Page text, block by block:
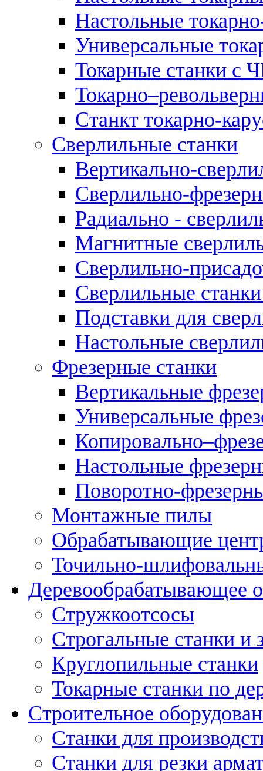
Настольные
Универсальные
Токарные станки с
Станкт токарно-
Сверлильные станки
Вертикально-
Сверлильно-
Радиально -
Магнитные
Сверлильно-
Сверлильные
Подставки для
Настольные
Фрезерные станки
Вертикальные
Универсальные
Настольные
Поворотно-
Монтажные пилы
Обрабатывающие
Точильно-
Деревообрабатывающее
Стружкоотсосы
Строгальные станки и
Круглопильные станки
Токарные станки по
Строительное
Станки для
Станки для резки